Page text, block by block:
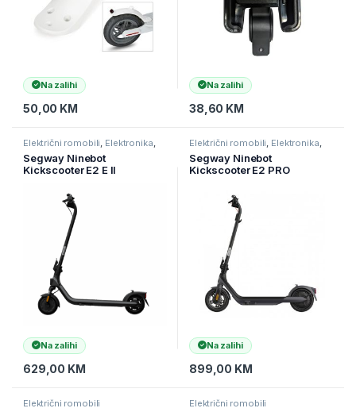
Na zalihi
50,00 KM
Na zalihi
38,60 KM
Električni romobili, Elektronika,
Segway Ninebot
Kickscooter E2 E II
Na zalihi
629,00 KM
Električni romobili, Elektronika,
Segway Ninebot
Kickscooter E2 PRO
Na zalihi
899,00 KM
Električni romobili Električni romobili